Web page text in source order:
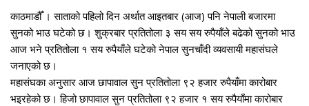
काठमाडौँ । साताको पहिलो दिन अर्थात आइतबार (आज) पनि नेपाली बजारमा
सुनको भाउ घटेको छ। शुक्रबार प्रतितोला ३ सय सय रुपैयाँले बढेको सुनको भाउ
आज भने प्रतितोला १ सय रुपैयाँले घटेको नेपाल सुनचाँदी व्यवसायी महासंघले
जनाएको छ।
महासंघका अनुसार आज छापावाल सुन प्रतितोला ९२ हजार रुपैयाँमा कारोबार
भइरहेको छ। हिजो छापावाल सुन प्रतितोला ९२ हजार १ सय रुपैयाँमा कारोबार